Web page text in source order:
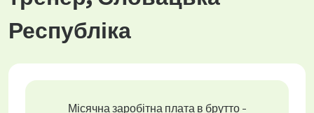
Республіка
Місячна заробітна плата в брутто -